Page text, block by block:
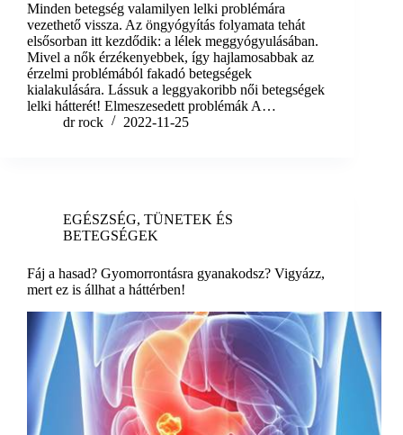
Minden betegség valamilyen lelki problémára
vezethető vissza. Az öngyógyítás folyamata tehát
elsősorban itt kezdődik: a lélek meggyógyulásában.
Mivel a nők érzékenyebbek, így hajlamosabbak az
érzelmi problémából fakadó betegségek
kialakulására. Lássuk a leggyakoribb női betegségek
lelki hátterét! Elmeszesedett problémák A…
dr rock
2022-11-25
EGÉSZSÉG, TÜNETEK ÉS
BETEGSÉGEK
Fáj a hasad? Gyomorrontásra gyanakodsz? Vigyázz,
mert ez is állhat a háttérben!